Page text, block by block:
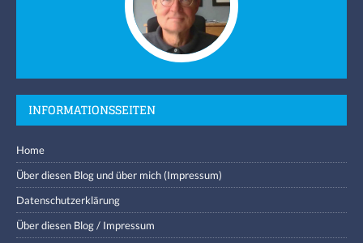
INFORMATIONSSEITEN
Home
Über diesen Blog und über mich (Impressum)
Datenschutzerklärung
Über diesen Blog / Impressum